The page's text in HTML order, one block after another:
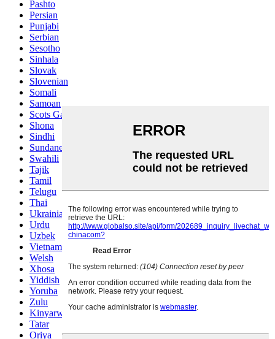
Pashto
Persian
Punjabi
Serbian
Sesotho
Sinhala
Slovak
Slovenian
Somali
Samoan
Scots Gaelic
Shona
Sindhi
Sundanese
Swahili
Tajik
Tamil
Telugu
Thai
Ukrainian
Urdu
Uzbek
Vietnamese
Welsh
Xhosa
Yiddish
Yoruba
Zulu
Kinyarwanda
Tatar
Oriya